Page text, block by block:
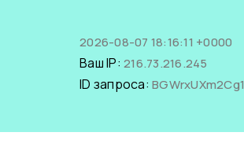
2026-08-07 18:16:11 +0000
Ваш IP: 216.73.216.245
ID запроса: BGWrxUXm2Cg1